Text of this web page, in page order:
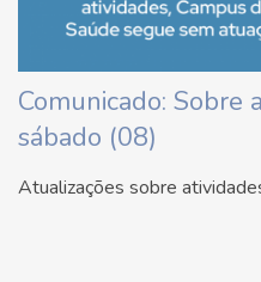
Comunicado: Sobre
sábado (08)
Atualizações sobre